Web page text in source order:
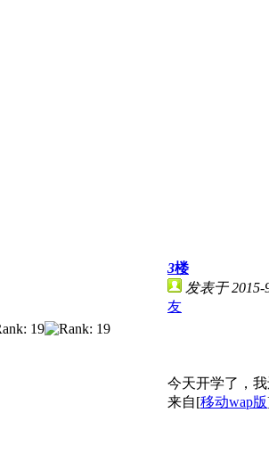
3楼
发表于 2015-
友
今天开学了，
来自[移动wap版